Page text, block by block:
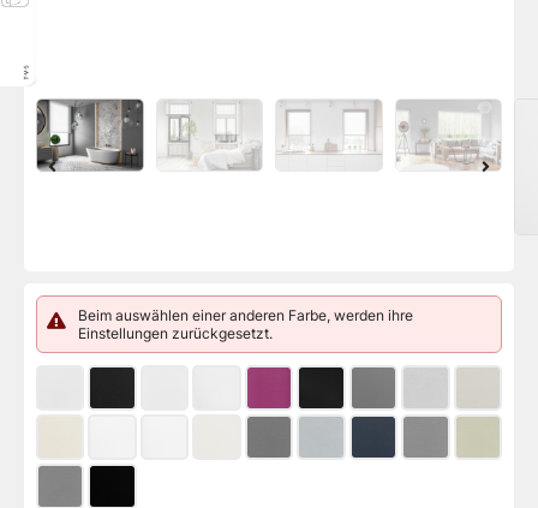
Beim auswählen einer anderen Farbe, werden ihre
Einstellungen zurückgesetzt.